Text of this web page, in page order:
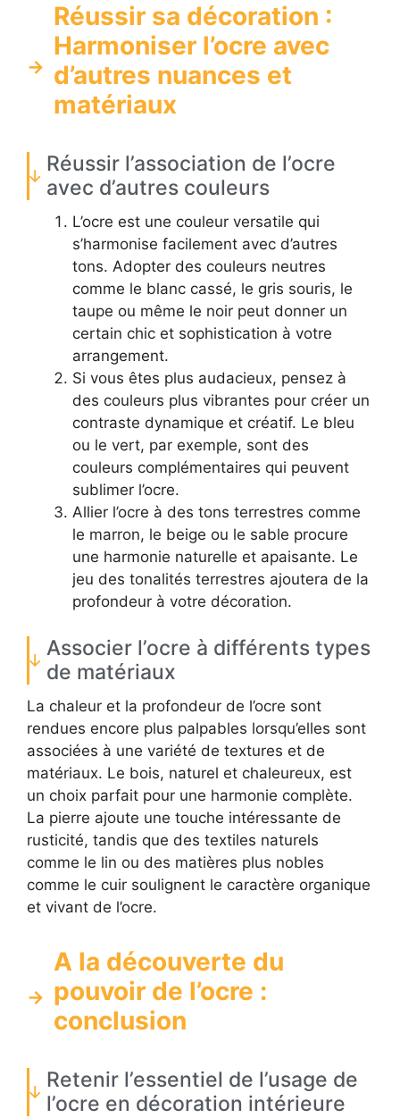
Réussir sa décoration :
Harmoniser l’ocre avec
d’autres nuances et
matériaux
Réussir l’association de l’ocre
avec d’autres couleurs
L’ocre est une couleur versatile qui
s’harmonise facilement avec d’autres
tons. Adopter des couleurs neutres
comme le blanc cassé, le gris souris, le
taupe ou même le noir peut donner un
certain chic et sophistication à votre
arrangement.
Si vous êtes plus audacieux, pensez à
des couleurs plus vibrantes pour créer un
contraste dynamique et créatif. Le bleu
ou le vert, par exemple, sont des
couleurs complémentaires qui peuvent
sublimer l’ocre.
Allier l’ocre à des tons terrestres comme
le marron, le beige ou le sable procure
une harmonie naturelle et apaisante. Le
jeu des tonalités terrestres ajoutera de la
profondeur à votre décoration.
Associer l’ocre à différents types
de matériaux
La chaleur et la profondeur de l’ocre sont
rendues encore plus palpables lorsqu’elles sont
associées à une variété de textures et de
matériaux. Le bois, naturel et chaleureux, est
un choix parfait pour une harmonie complète.
La pierre ajoute une touche intéressante de
rusticité, tandis que des textiles naturels
comme le lin ou des matières plus nobles
comme le cuir soulignent le caractère organique
et vivant de l’ocre.
A la découverte du
pouvoir de l’ocre :
conclusion
Retenir l’essentiel de l’usage de
l’ocre en décoration intérieure